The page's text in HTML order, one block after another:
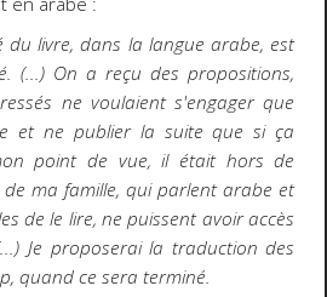
du livre, dans la langue arabe, est
(...) On a reçu des propositions,
ne voulaient s'engager que
et ne publier la suite que si ça
point de vue, il était hors de
ma famille, qui parlent arabe et
de le lire, ne puissent avoir accès
Je proposerai la traduction des
quand ce sera terminé.